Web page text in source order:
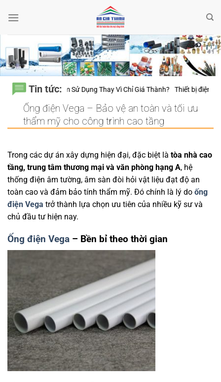
qua
Tin tức:
20 Năm Sử Dụng Thay Vì Chỉ Giá Thành? Thiết bị điện Nanoco –
Ống điện Vega – Bảo vệ an toàn và tối ưu
thẩm mỹ cho công trình cao tầng
Trong các dự án xây dựng hiện đại, đặc biệt là tòa nhà cao
tầng, trung tâm thương mại và văn phòng hạng A, hệ
thống điện âm tường, âm sàn đòi hỏi vật liệu đạt độ an
toàn cao và đảm bảo tính thẩm mỹ. Đó chính là lý do ống
điện Vega trở thành lựa chọn ưu tiên của nhiều kỹ sư và
chủ đầu tư hiện nay.
Ống điện Vega – Bền bỉ theo thời gian